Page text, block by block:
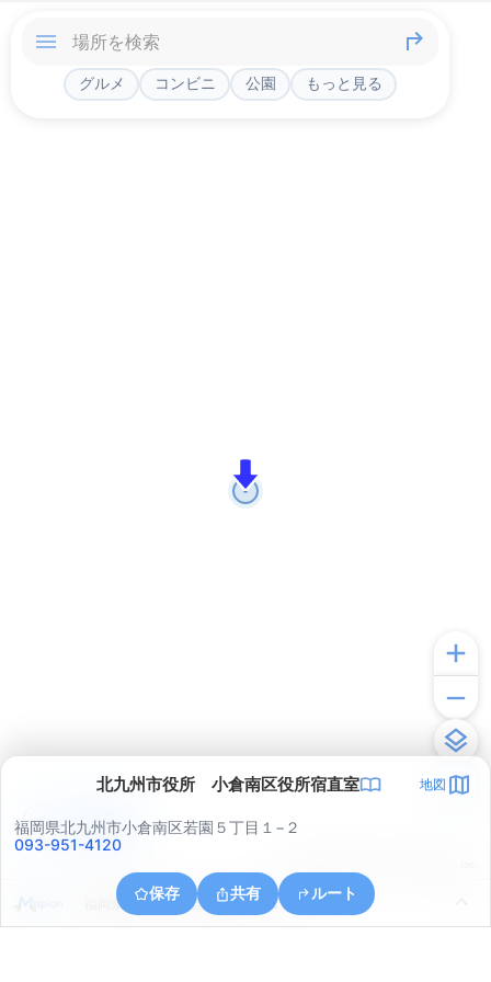
グルメ コンビニ 公園 もっと見る
北九州市役所 小倉南区役所宿直室 地図
福岡県北九州市小倉南区若園５丁目１−２
093-951-4120
保存 共有 ルート
福岡県北九州市小倉南区下石田１丁目１３
アプリで見る